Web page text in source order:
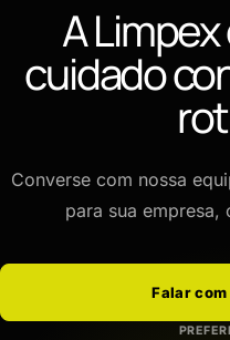
A
cuidado
Converse com nossa
para sua
Falar com